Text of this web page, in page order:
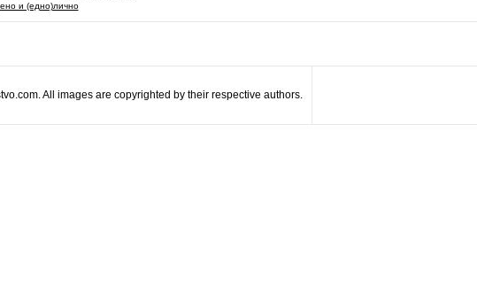
и (едно)лично
All images are copyrighted by their respective authors.